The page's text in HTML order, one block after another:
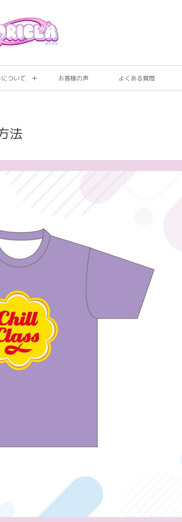
ついて お客様の声 よくある質問
法